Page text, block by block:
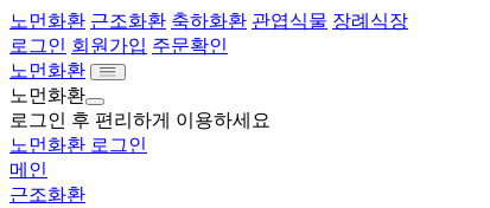
노먼화환 근조화환 축하화환 관엽식물 장례식장
로그인 회원가입 주문확인
노먼화환
노먼화환
로그인 후 편리하게 이용하세요
노먼화환 로그인
메인
근조화환